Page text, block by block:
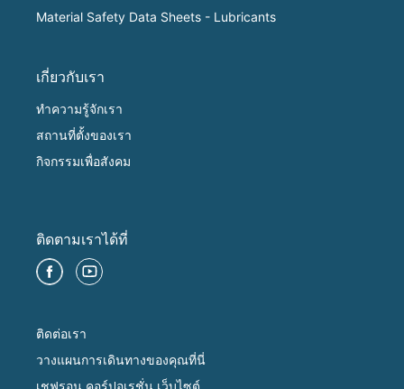
Material Safety Data Sheets - Lubricants
เกี่ยวกับเรา
ทำความรู้จักเรา
สถานที่ตั้งของเรา
กิจกรรมเพื่อสังคม
ติดตามเราได้ที่
ติดต่อเรา
วางแผนการเดินทางของคุณที่นี่